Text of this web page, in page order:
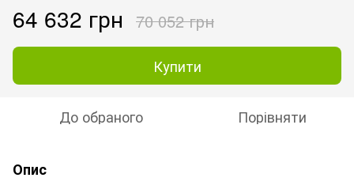
64 632 грн 70 052 грн
Купити
До обраного Порівняти
Опис